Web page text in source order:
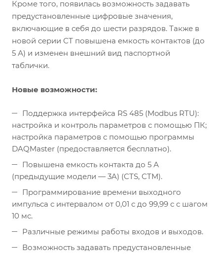
Кроме того, появилась возможность задавать
предустановленные цифровые значения,
включающие в себя до шести разрядов. Также в
новой серии СТ повышена емкость контактов (до
5 А) и изменен внешний вид паспортной
таблички.
Новые возможности:
Поддержка интерфейса RS 485 (Modbus RTU):
настройка и контроль параметров с помощью ПК;
настройка параметров с помощью программы
DAQMaster (предоставляется бесплатно).
Повышена емкость контакта до 5 А
(предыдущие модели — 3A) (CTS, CTM).
Программирование времени выходного
импульса с интервалом от 0,01 с до 99,99 с с шагом
10 мс.
Различные режимы работы входов и выходов.
Возможность задавать предустановленные